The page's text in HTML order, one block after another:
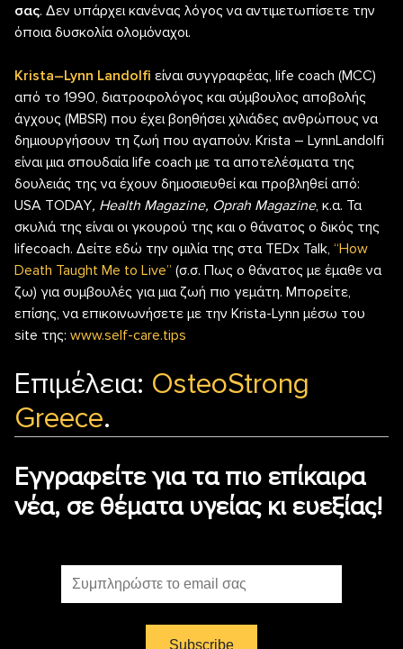
σας. Δεν υπάρχει κανένας λόγος να αντιμετωπίσετε την
όποια δυσκολία ολομόναχοι.
Krista–Lynn Landolfi είναι συγγραφέας, life coach (MCC)
από το 1990, διατροφολόγος και σύμβουλος αποβολής
άγχους (MBSR) που έχει βοηθήσει χιλιάδες ανθρώπους να
δημιουργήσουν τη ζωή που αγαπούν. Krista – LynnLandolfi
είναι μια σπουδαία life coach με τα αποτελέσματα της
δουλειάς της να έχουν δημοσιευθεί και προβληθεί από:
USA TODAY, Health Magazine, Oprah Magazine, κ.α. Τα
σκυλιά της είναι οι γκουρού της και ο θάνατος ο δικός της
lifecoach. Δείτε εδώ την ομιλία της στα TEDx Talk, “How
Death Taught Me to Live” (σ.σ. Πως ο θάνατος με έμαθε να
ζω) για συμβουλές για μια ζωή πιο γεμάτη. Μπορείτε,
επίσης, να επικοινωνήσετε με την Krista-Lynn μέσω του
site της: www.self-care.tips
Επιμέλεια: OsteoStrong
Greece.
Εγγραφείτε για τα πιο επίκαιρα
νέα, σε θέματα υγείας κι ευεξίας!